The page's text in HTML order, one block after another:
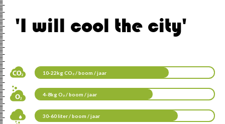
'I will cool the city'
10-22kg CO₂ / boom / jaar
4-8kg O₂ / boom / jaar
30-60 liter / boom / jaar